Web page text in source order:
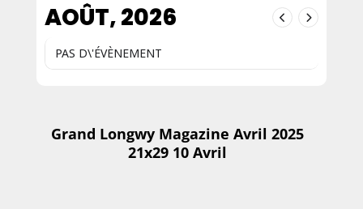
AOÛT, 2026
PAS D\'ÉVÈNEMENT
Grand Longwy Magazine Avril 2025
21x29 10 Avril